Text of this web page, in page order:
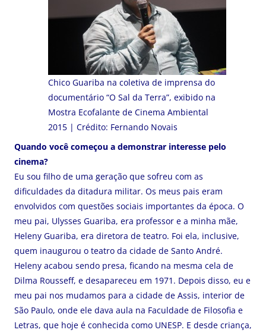
Chico Guariba na coletiva de imprensa do
documentário “O Sal da Terra”, exibido na
Mostra Ecofalante de Cinema Ambiental
2015 | Crédito: Fernando Novais
Quando você começou a demonstrar interesse pelo
cinema?
Eu sou filho de uma geração que sofreu com as
dificuldades da ditadura militar. Os meus pais eram
envolvidos com questões sociais importantes da época. O
meu pai, Ulysses Guariba, era professor e a minha mãe,
Heleny Guariba, era diretora de teatro. Foi ela, inclusive,
quem inaugurou o teatro da cidade de Santo André.
Heleny acabou sendo presa, ficando na mesma cela de
Dilma Rousseff, e desapareceu em 1971. Depois disso, eu e
meu pai nos mudamos para a cidade de Assis, interior de
São Paulo, onde ele dava aula na Faculdade de Filosofia e
Letras, que hoje é conhecida como UNESP. E desde criança,